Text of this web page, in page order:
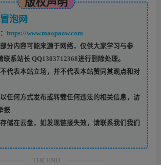
冒泡网
https://www.maopaow.com
分内容可能来源于网络，仅供大家学习与参
联系站长 QQ1303712368进行删除处理。
代表本站立场，并不代表本站赞同其观点和对
任何方式发布或转载任何违法的相关信息，访
报
储在云盘，如发现链接失效，请联系我们我们
THE END